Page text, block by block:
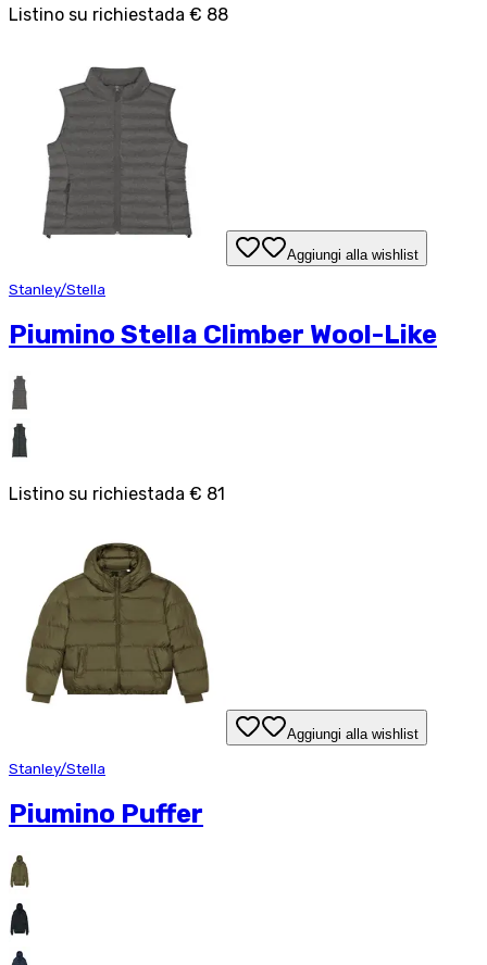
Listino su richiestada € 88
Aggiungi alla wishlist
Stanley/Stella
Piumino Stella Climber Wool-Like
Listino su richiestada € 81
Aggiungi alla wishlist
Stanley/Stella
Piumino Puffer